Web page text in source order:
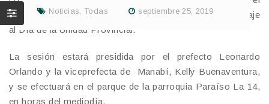
Noticias Todas septiembre 25, 2019
Carmen, el viernes 27 de septiembre en homenaje
al Día de la Unidad Provincial.
La sesión estará presidida por el prefecto Leonardo
Orlando y la viceprefecta de Manabí, Kelly Buenaventura,
y se efectuará en el parque de la parroquia Paraíso La 14,
en horas del mediodía.